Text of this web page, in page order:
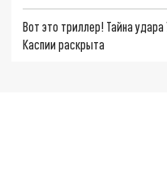
Вот это триллер! Тайна
Каспии раскрыта